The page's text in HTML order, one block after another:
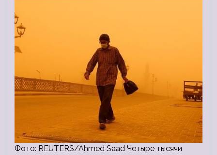
Фото: REUTERS/Ahmed Saad Четыре тысячи